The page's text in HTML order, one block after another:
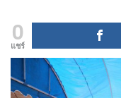
0
แชร์